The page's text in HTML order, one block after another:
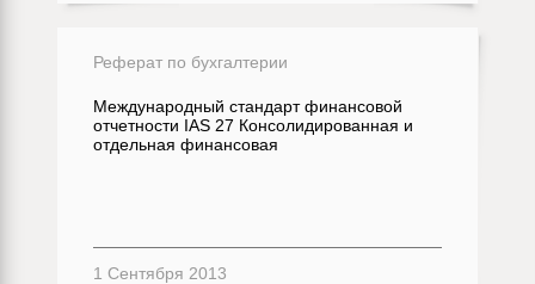
Реферат по бухгалтерии
Международный стандарт финансовой
отчетности IAS 27 Консолидированная и
отдельная финансовая
1 Сентября 2013